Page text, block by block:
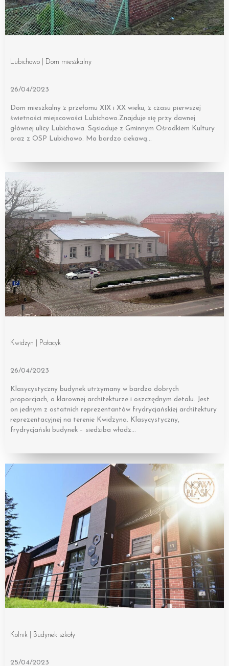
Lubichowo | Dom mieszkalny
26/04/2023
Dom mieszkalny z przełomu XIX i XX wieku, z czasu pierwszej
świetności miejscowości Lubichowo.Znajduje się przy dawnej
głównej ulicy Lubichowa. Sąsiaduje z Gminnym Ośrodkiem Kultury
oraz z OSP Lubichowo. Ma bardzo ciekawą…
Kwidzyn | Pałacyk
26/04/2023
Klasycystyczny budynek utrzymany w bardzo dobrych
proporcjach, o klarownej architekturze i oszczędnym detalu. Jest
on jednym z ostatnich reprezentantów frydrycjańskiej architektury
reprezentacyjnej na terenie Kwidzyna. Klasycystyczny,
frydrycjański budynek – siedziba władz…
Kolnik | Budynek szkoły
25/04/2023